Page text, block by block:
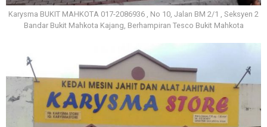
Karysma BUKIT MAHKOTA 017-2086936 , No 10, Jalan BM 2/1 , Seksyen 2
Bandar Bukit Mahkota Kajang, Berhampiran Tesco Bukit Mahkota